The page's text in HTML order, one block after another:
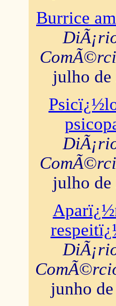
Burrice
julho de
julho de
junho